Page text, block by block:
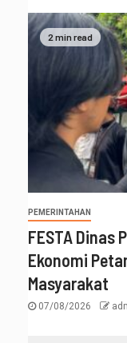
2 min read
PEMERINTAHAN
FESTA Dinas
Ekonomi
Masyarakat
07/08/2026